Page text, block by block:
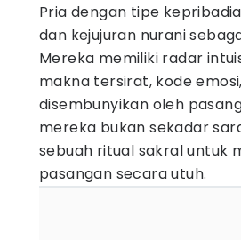
Pria dengan tipe
dan kejujuran nurani
Mereka memiliki radar
makna tersirat, kode
disembunyikan oleh
mereka bukan sekadar
sebuah ritual sakral untuk
pasangan secara utuh.